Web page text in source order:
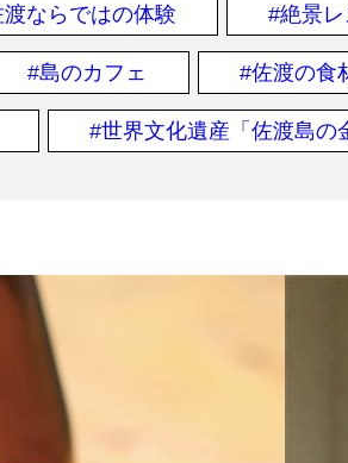
渡ならではの体験 絶景
島のカフェ 佐渡の食
世界文化遺産「佐渡島の